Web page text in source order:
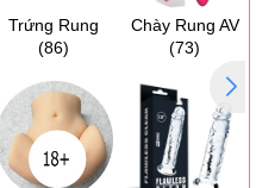
Trứng Rung
(86)
Chày Rung AV
(73)